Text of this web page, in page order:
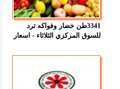
3341طن خضار وفواكه ترد
للسوق المركزي الثلاثاء - اسعار